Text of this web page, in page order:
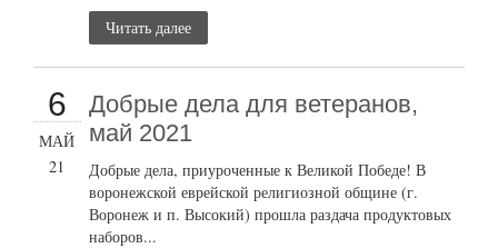
Читать далее
6
МАЙ
21
Добрые дела для ветеранов,
май 2021
Добрые дела, приуроченные к Великой Победе! В
воронежской еврейской религиозной общине (г.
Воронеж и п. Высокий) прошла раздача продуктовых
наборов...